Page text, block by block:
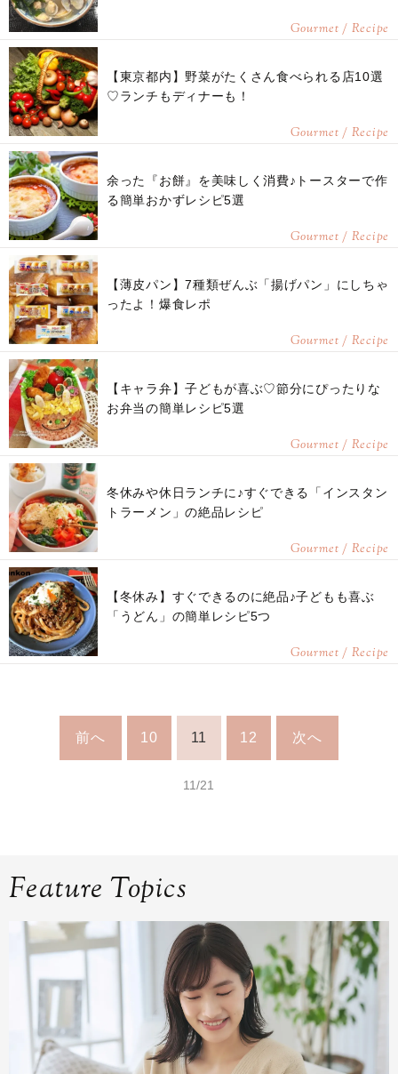
Gourmet / Recipe
【東京都内】野菜がたくさん食べられる店10選
♡ランチもディナーも！
Gourmet / Recipe
余った『お餅』を美味しく消費♪トースターで作
る簡単おかずレシピ5選
Gourmet / Recipe
【薄皮パン】7種類ぜんぶ「揚げパン」にしちゃ
ったよ！爆食レポ
Gourmet / Recipe
【キャラ弁】子どもが喜ぶ♡節分にぴったりな
お弁当の簡単レシピ5選
Gourmet / Recipe
冬休みや休日ランチに♪すぐできる「インスタン
トラーメン」の絶品レシピ
Gourmet / Recipe
【冬休み】すぐできるのに絶品♪子どもも喜ぶ
「うどん」の簡単レシピ5つ
Gourmet / Recipe
前へ 10 11 12 次へ
11/21
Feature Topics